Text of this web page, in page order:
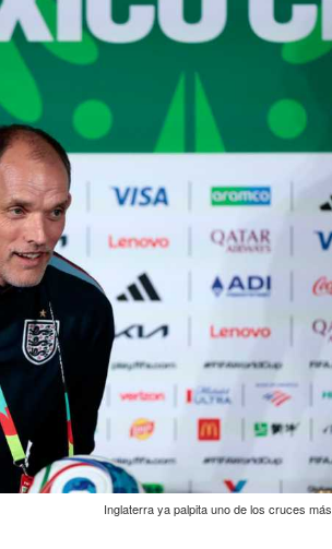
Inglaterra ya palpita uno de los cruces